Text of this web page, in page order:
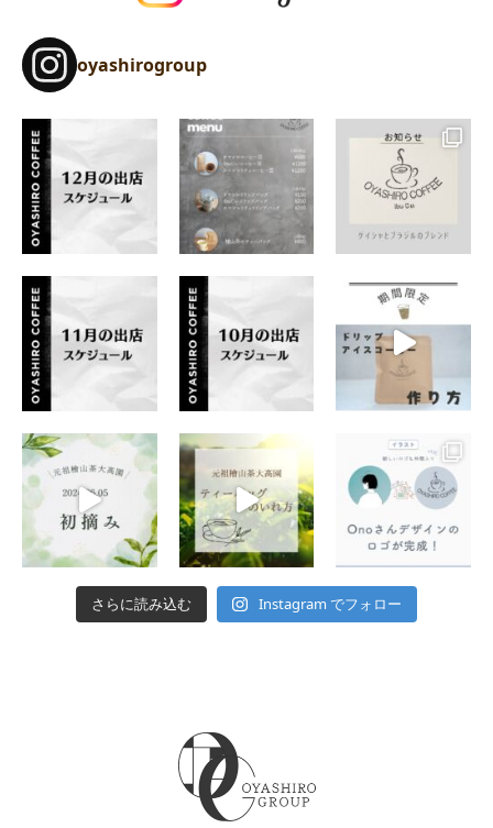
oyashirogroup
さらに読み込む Instagram でフォロー